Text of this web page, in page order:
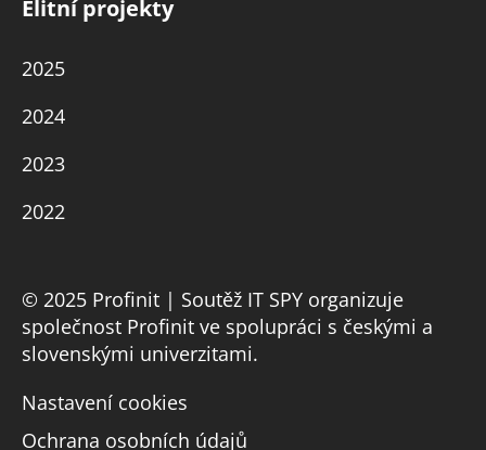
Elitní projekty
2025
2024
2023
2022
© 2025 Profinit | Soutěž IT SPY organizuje
společnost Profinit ve spolupráci s českými a
slovenskými univerzitami.
Nastavení cookies
Ochrana osobních údajů